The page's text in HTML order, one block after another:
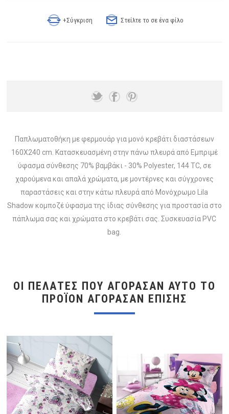
+Σύγκριση Στείλτε το σε ένα φίλο
Παπλωματοθήκη με φερμουάρ για μονό κρεβάτι διαστάσεων
160Χ240 cm. Κατασκευασμένη στην πάνω πλευρά από Εμπριμέ
ύφασμα σύνθεσης 70% βαμβάκι - 30% Polyester, 144 TC, σε
χαρούμενα και απαλά χρώματα, με μοντέρνες και σύγχρονες
παραστάσεις και στην κάτω πλευρά από Μονόχρωμο Lila
Shadow κομποζέ ύφασμα της ίδιας σύνθεσης για προστασία στο
πάπλωμα σας και χρώματα στο κρεβάτι σας. Συσκευασία PVC
bag.
ΟΙ ΠΕΛΆΤΕΣ ΠΟΥ ΑΓΌΡΑΣΑΝ ΑΥΤΌ ΤΟ
ΠΡΟΪΌΝ ΑΓΌΡΑΣΑΝ ΕΠΊΣΗΣ